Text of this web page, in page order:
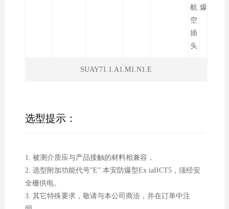
航
空
插
头
爆
SUAY71.1.A1.M1.N1.E
选型提示：
1. 被测介质应与产品接触的材料相兼容，
2. 选型附加功能代号"E” 本安防爆型Ex iaIICT5，须经安
全栅供电。
3. 其它特殊要求，敬请与本公司商洽，并在订单中注